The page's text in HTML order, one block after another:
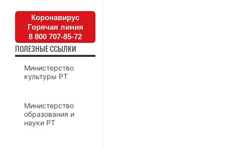
Коронавирус
Горячая линия
8 800 707-85-72
ПОЛЕЗНЫЕ ССЫЛКИ
Министерство
культуры РТ
Министерство
образования и
науки РТ